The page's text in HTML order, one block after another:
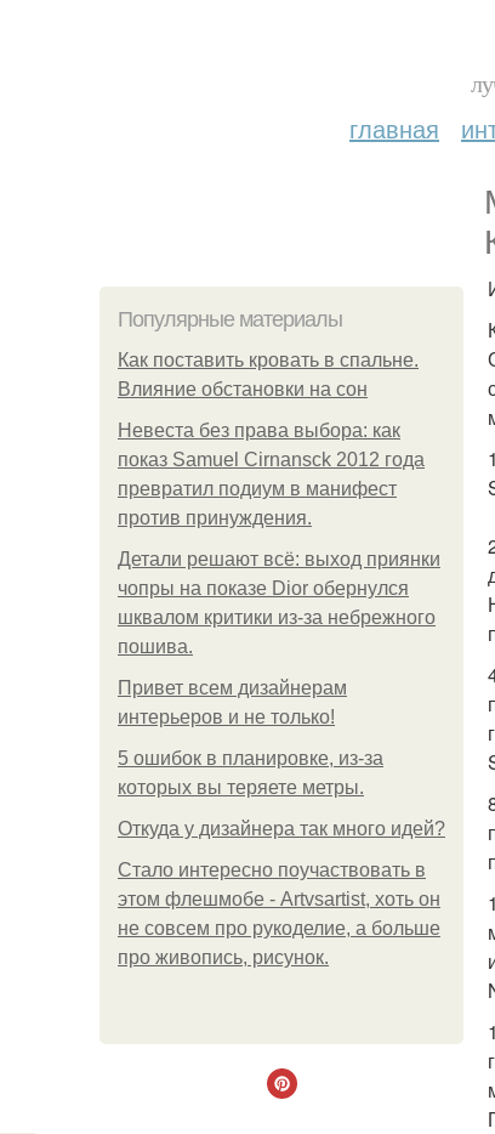
главная
Популярные материалы
Как поставить кровать в спальне.
Влияние обстановки на сон
Невеста без права выбора: как
показ Samuel Cirnansck 2012 года
превратил подиум в манифест
против принуждения.
Детали решают всё: выход приянки
чопры на показе Dior обернулся
шквалом критики из-за небрежного
пошива.
Привет всем дизайнерам
интерьеров и не только!
5 ошибок в планировке, из-за
которых вы теряете метры.
Откуда у дизайнера так много идей?
Стало интересно поучаствовать в
этом флешмобе - Artvsartist, хоть он
не совсем про рукоделие, а больше
про живопись, рисунок.